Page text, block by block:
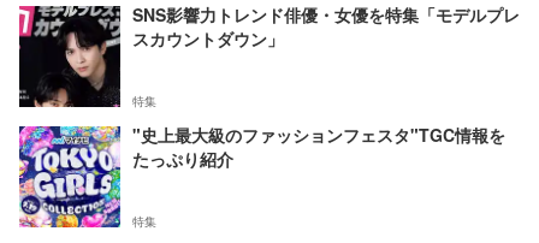
SNS影響力トレンド俳優・女優を特集「モデルプレ
スカウントダウン」
特集
"史上最大級のファッションフェスタ"TGC情報を
たっぷり紹介
特集